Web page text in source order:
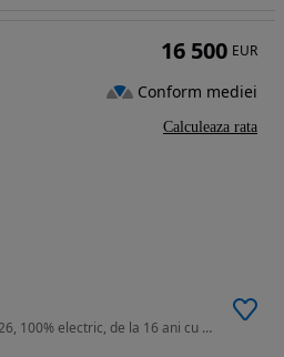
20 CP • Allview 4 city black, 2026, 100% electric, de la 16 ani cu B1
16 500 EUR
Conform mediei
Calculeaza rata